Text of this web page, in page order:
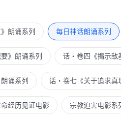
朗诵系列 每日神话朗诵系列
》朗诵系列 话・卷四《揭示敌
诵系列 话・卷七《关于追求真
命经历见证电影 宗教迫害电影系